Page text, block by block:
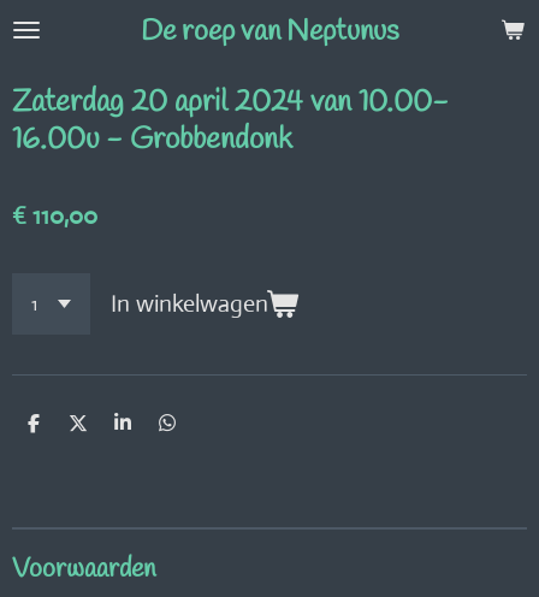
Ga
naar
de
hoofdinhoud
De roep van Neptunus
Zaterdag 20 april 2024 van 10.00-
16.00u - Grobbendonk
€ 110,00
In winkelwagen
D
D
S
D
Voorwaarden